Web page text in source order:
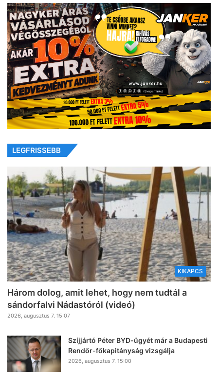
LEGFRISSEBB
KIKAPCS
Három dolog, amit lehet, hogy nem tudtál a
sándorfalvi Nádastóról (videó)
2026, augusztus 7. 15:07
Szíjjártó Péter BYD-ügyét már a Budapesti
Rendőr-főkapitányság vizsgálja
2026, augusztus 7. 15:00